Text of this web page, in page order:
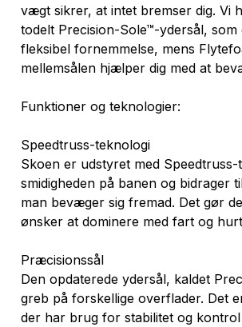
vægt sikrer, at intet bremser dig. Vi
todelt Precision-Sole™-ydersål,
fleksibel fornemmelse, mens
mellemsålen hjælper dig med at
Funktioner og teknologier:
Speedtruss-teknologi
Skoen er udstyret med
smidigheden på banen og bidrager
man bevæger sig fremad. Det gør
ønsker at dominere med fart og
Præcisionssål
Den opdaterede ydersål, kaldet
greb på forskellige overflader. Det
der har brug for stabilitet og